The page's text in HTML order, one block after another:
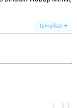
Tampilkan